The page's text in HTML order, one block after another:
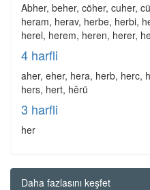
Abher, beher, cöher, cuher,
heram, herav, herbe, herbi,
herel, herem, heren, herer,
4 harfli
aher, eher, hera, herb, herc,
hers, hert, hêrü
3 harfli
her
Daha fazlasını keşfet